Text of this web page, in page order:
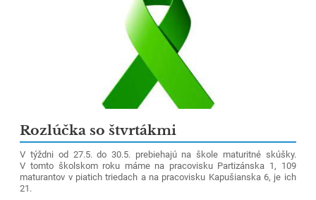
Rozlúčka so štvrtákmi
V týždni od 27.5. do 30.5. prebiehajú na škole maturitné skúšky.
V tomto školskom roku máme na pracovisku Partizánska 1, 109
maturantov v piatich triedach a na pracovisku Kapušianska 6, je ich
21.